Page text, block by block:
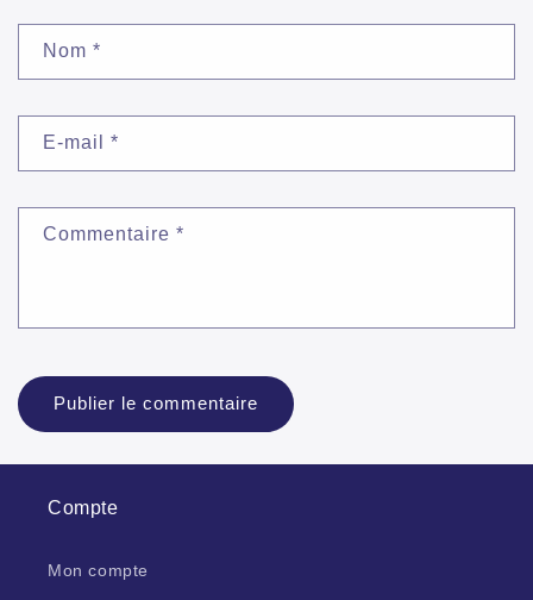
Nom *
E-mail *
Commentaire *
Compte
Mon compte